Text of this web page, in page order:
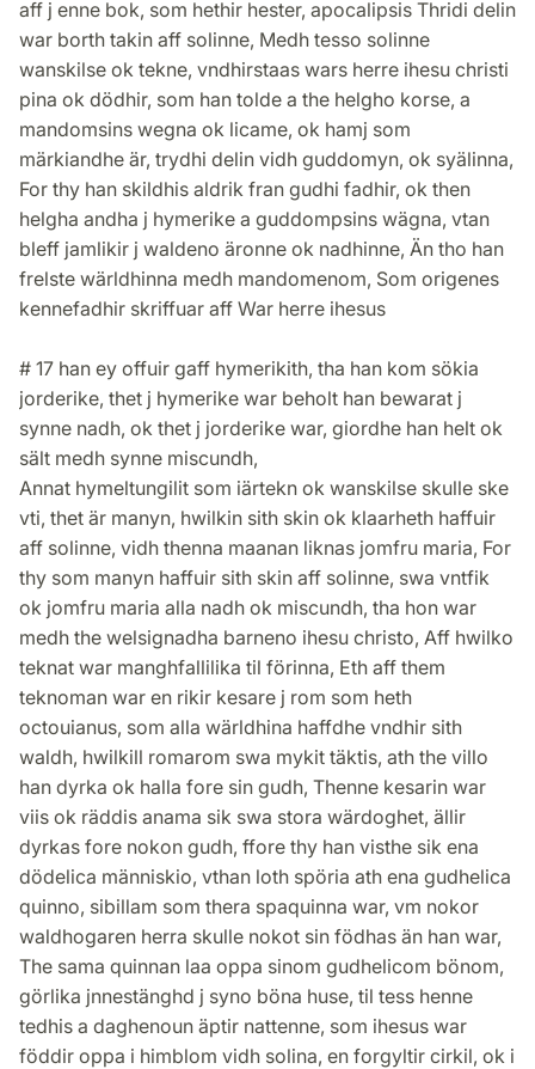
aff j enne bok, som hethir hester, apocalipsis Thridi delin
war borth takin aff solinne, Medh tesso solinne
wanskilse ok tekne, vndhirstaas wars herre ihesu christi
pina ok dödhir, som han tolde a the helgho korse, a
mandomsins wegna ok licame, ok hamj som
märkiandhe är, trydhi delin vidh guddomyn, ok syälinna,
For thy han skildhis aldrik fran gudhi fadhir, ok then
helgha andha j hymerike a guddompsins wägna, vtan
bleff jamlikir j waldeno äronne ok nadhinne, Än tho han
frelste wärldhinna medh mandomenom, Som origenes
kennefadhir skriffuar aff War herre ihesus
# 17 han ey offuir gaff hymerikith, tha han kom sökia
jorderike, thet j hymerike war beholt han bewarat j
synne nadh, ok thet j jorderike war, giordhe han helt ok
sält medh synne miscundh,
Annat hymeltungilit som iärtekn ok wanskilse skulle ske
vti, thet är manyn, hwilkin sith skin ok klaarheth haffuir
aff solinne, vidh thenna maanan liknas jomfru maria, For
thy som manyn haffuir sith skin aff solinne, swa vntfik
ok jomfru maria alla nadh ok miscundh, tha hon war
medh the welsignadha barneno ihesu christo, Aff hwilko
teknat war manghfallilika til förinna, Eth aff them
teknoman war en rikir kesare j rom som heth
octouianus, som alla wärldhina haffdhe vndhir sith
waldh, hwilkill romarom swa mykit täktis, ath the villo
han dyrka ok halla fore sin gudh, Thenne kesarin war
viis ok räddis anama sik swa stora wärdoghet, ällir
dyrkas fore nokon gudh, ffore thy han visthe sik ena
dödelica människio, vthan loth spöria ath ena gudhelica
quinno, sibillam som thera spaquinna war, vm nokor
waldhogaren herra skulle nokot sin födhas än han war,
The sama quinnan laa oppa sinom gudhelicom bönom,
görlika jnnestänghd j syno böna huse, til tess henne
tedhis a daghenoun äptir nattenne, som ihesus war
föddir oppa i himblom vidh solina, en forgyltir cirkil, ok i